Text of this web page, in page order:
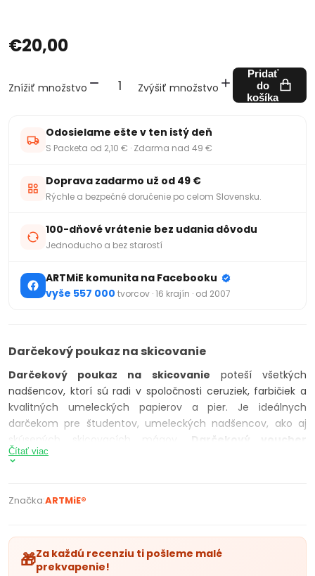
€20,00
Znížiť množstvo Zvýšiť množstvo
Pridať
do
košíka
Odosielame ešte v ten istý deň
S Packeta od 2,10 € · Zdarma nad 49 €
Doprava zadarmo už od 49 €
Rýchle a bezpečné doručenie po celom Slovensku.
100-dňové vrátenie bez udania dôvodu
Jednoducho a bez starostí
ARTMiE komunita na Facebooku
vyše 557 000 tvorcov · 16 krajín · od 2007
Darčekový poukaz na skicovanie
Darčekový poukaz na skicovanie poteší všetkých
nadšencov, ktorí sú radi v spoločnosti ceruziek, farbičiek a
kvalitných umeleckých papierov a pier. Je ideálnych
darčekom pre študentov, umeleckých nadšencov, ako aj
skúsených skicovacích mágov. Darčekový voucher
skicovanie sa hodí k akejkoľvek príležitosti, pri ktorej chcete
produktov.
jednorazovo iba pri nákupe v umeleckom obchode
Artmie.sk
Čítať viac
Značka:ARTMiE®
🎁Za každú recenziu ti pošleme malé
prekvapenie!